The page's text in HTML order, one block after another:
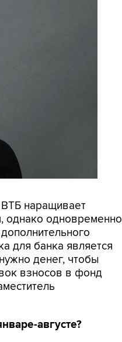
ВТБ наращивает
однако одновременно
для банка является
денег, чтобы
взносов в фонд
августе?